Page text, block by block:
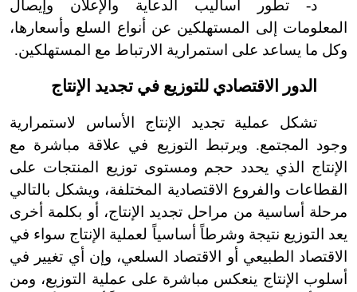
د-تطور أساليب الدعاية والإعلان وإيصال
المعلومات إلى المستهلكين عن أنواع السلع وأسعارها،
وكل ما يساعد على استمرارية الارتباط مع المستهلكين.
الدور الاقتصادي للتوزيع في تجديد الإنتاج
تشكل عملية تجديد الإنتاج الأساس لاستمرارية
وجود المجتمع. ويرتبط التوزيع في علاقة مباشرة مع
الإنتاج الذي يحدد حجم ومستوى توزيع المنتجات على
القطاعات والفروع الاقتصادية المختلفة، ويشكل بالتالي
مرحلة أساسية من مراحل تجديد الإنتاج، أو بكلمة أخرى
يعد التوزيع نتيجة وشرطاً أساسياً لعملية الإنتاج سواء في
الاقتصاد الطبيعي أو الاقتصاد السلعي، وإن أي تغيير في
أسلوب الإنتاج ينعكس مباشرة على عملية التوزيع، ومن